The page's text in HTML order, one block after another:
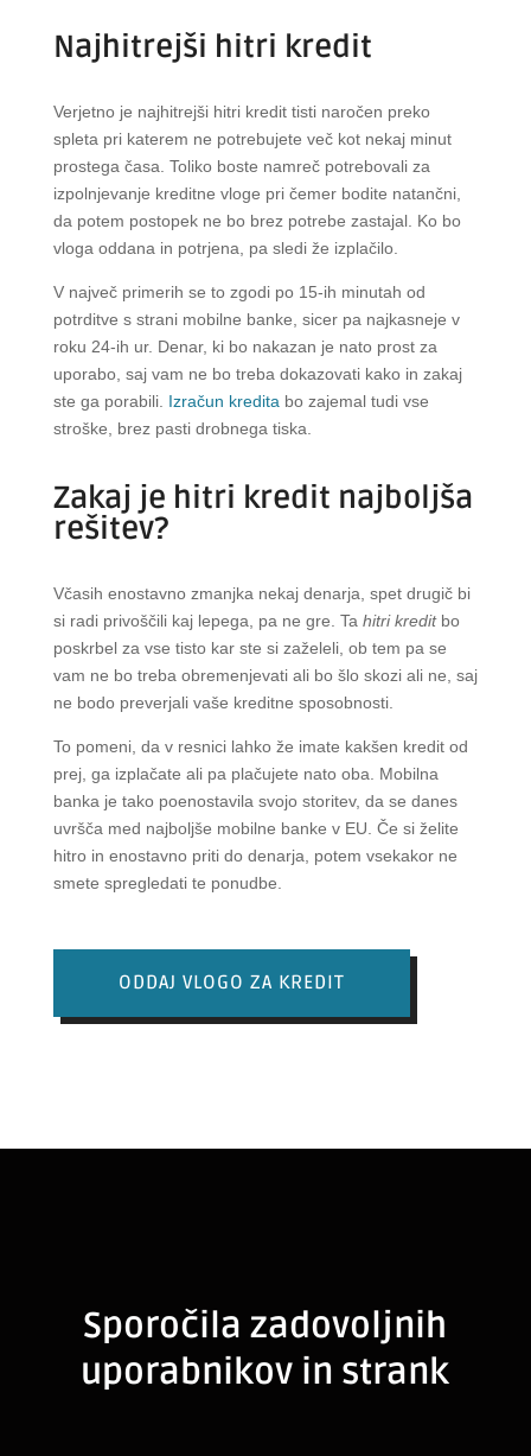
Najhitrejši hitri kredit
Verjetno je najhitrejši hitri kredit tisti naročen preko
spleta pri katerem ne potrebujete več kot nekaj minut
prostega časa. Toliko boste namreč potrebovali za
izpolnjevanje kreditne vloge pri čemer bodite natančni,
da potem postopek ne bo brez potrebe zastajal. Ko bo
vloga oddana in potrjena, pa sledi že izplačilo.
V največ primerih se to zgodi po 15-ih minutah od
potrditve s strani mobilne banke, sicer pa najkasneje v
roku 24-ih ur. Denar, ki bo nakazan je nato prost za
uporabo, saj vam ne bo treba dokazovati kako in zakaj
ste ga porabili. Izračun kredita bo zajemal tudi vse
stroške, brez pasti drobnega tiska.
Zakaj je hitri kredit najboljša
rešitev?
Včasih enostavno zmanjka nekaj denarja, spet drugič bi
si radi privoščili kaj lepega, pa ne gre. Ta hitri kreditbo
poskrbel za vse tisto kar ste si zaželeli, ob tem pa se
vam ne bo treba obremenjevati ali bo šlo skozi ali ne, saj
ne bodo preverjali vaše kreditne sposobnosti.
To pomeni, da v resnici lahko že imate kakšen kredit od
prej, ga izplačate ali pa plačujete nato oba. Mobilna
banka je tako poenostavila svojo storitev, da se danes
uvršča med najboljše mobilne banke v EU. Če si želite
hitro in enostavno priti do denarja, potem vsekakor ne
smete spregledati te ponudbe.
ODDAJ VLOGO ZA KREDIT
Sporočila zadovoljnih
uporabnikov in strank